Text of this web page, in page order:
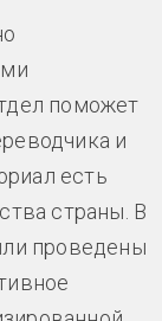
поможет
и
есть
страны. В
проведены